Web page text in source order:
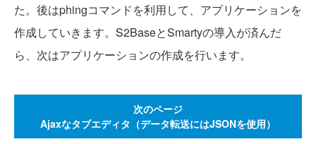
た。後はphingコマンドを利用して、アプリケーションを
作成していきます。S2BaseとSmartyの導入が済んだ
ら、次はアプリケーションの作成を行います。
次のページ
Ajaxなタブエディタ（データ転送にはJSONを使用）